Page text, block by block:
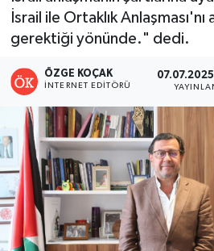
İsrail ile Ortaklık Anlaşması'nı
gerektiği yönünde." dedi.
ÖZGE KOÇAK
İNTERNET EDITÖRÜ
Kültür - Sanat